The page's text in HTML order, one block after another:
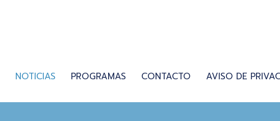
NOTICIAS PROGRAMAS CONTACTO AVISO DE